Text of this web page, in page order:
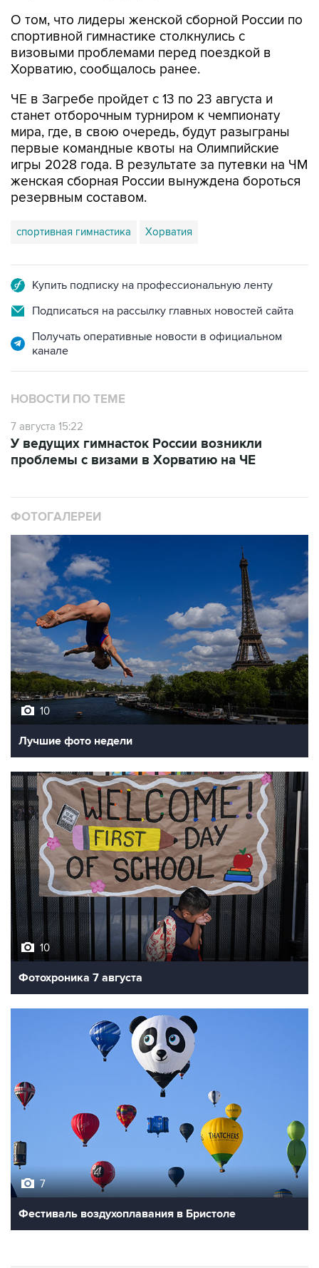
О том, что лидеры женской сборной России по
спортивной гимнастике столкнулись с
визовыми проблемами перед поездкой в
Хорватию, сообщалось ранее.
ЧЕ в Загребе пройдет с 13 по 23 августа и
станет отборочным турниром к чемпионату
мира, где, в свою очередь, будут разыграны
первые командные квоты на Олимпийские
игры 2028 года. В результате за путевки на ЧМ
женская сборная России вынуждена бороться
резервным составом.
спортивная гимнастика Хорватия
Купить подписку на профессиональную ленту
Подписаться на рассылку главных новостей сайта
Получать оперативные новости в официальном
канале
НОВОСТИ ПО ТЕМЕ
7 августа 15:22
У ведущих гимнасток России возникли
проблемы с визами в Хорватию на ЧЕ
ФОТОГАЛЕРЕИ
10
Лучшие фото недели
10
Фотохроника 7 августа
7
Фестиваль воздухоплавания в Бристоле